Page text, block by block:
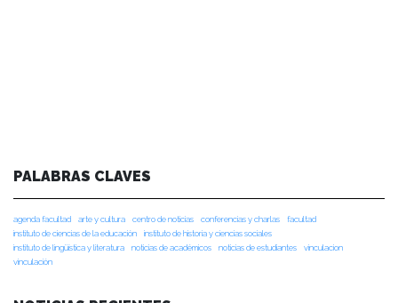
PALABRAS CLAVES
agenda facultad arte y cultura centro de noticias conferencias y charlas
facultad
instituto de ciencias de la educación
instituto de historia y ciencias sociales
instituto de lingüística y literatura
noticias de académicos noticias de estudiantes
vinculacion
vinculación